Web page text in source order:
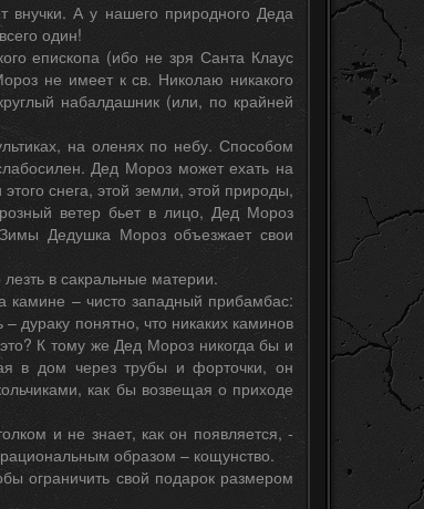
внучки. А у нашего природного Деда
один!
епископа (ибо не зря Санта Клаус
не имеет к св. Николаю никакого
набалдашник (или, по крайней
на оленях по небу. Способом
Дед Мороз может ехать на
снега, этой земли, этой природы,
ветер бьет в лицо, Дед Мороз
Дедушка Мороз объезжает свои
в сакральные материи.
камине – чисто западный прибамбас:
дураку понятно, что никаких каминов
К тому же Дед Мороз никогда бы и
в дом через трубы и форточки, он
как бы возвещая о приходе
и не знает, как он появляется, -
образом – кощунство.
ограничить свой подарок размером